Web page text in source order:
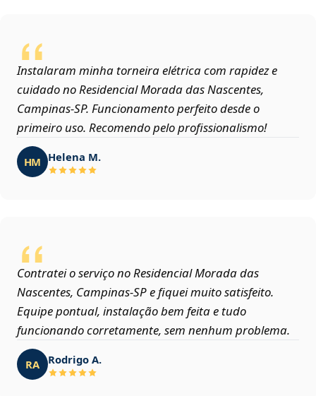
Instalaram minha torneira elétrica com rapidez e
cuidado no Residencial Morada das Nascentes,
Campinas‑SP. Funcionamento perfeito desde o
primeiro uso. Recomendo pelo profissionalismo!
HM Helena M.
Contratei o serviço no Residencial Morada das
Nascentes, Campinas‑SP e fiquei muito satisfeito.
Equipe pontual, instalação bem feita e tudo
funcionando corretamente, sem nenhum problema.
RA Rodrigo A.